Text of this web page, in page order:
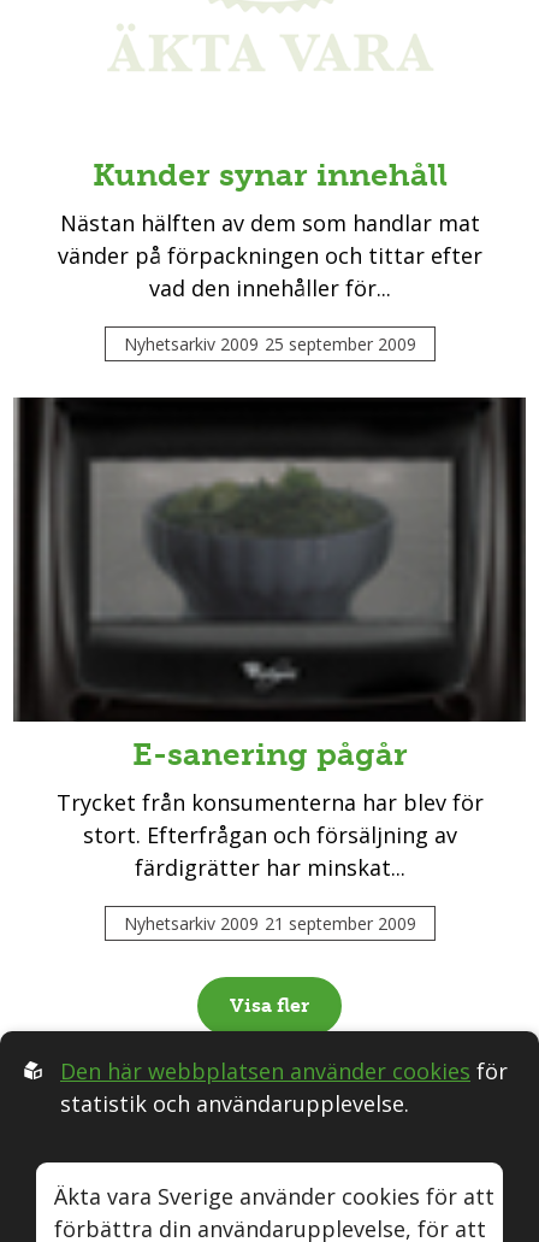
Kunder synar innehåll
Nästan hälften av dem som handlar mat
vänder på förpackningen och tittar efter
vad den innehåller för...
Nyhetsarkiv 2009 25 september 2009
E-sanering pågår
Trycket från konsumenterna har blev för
stort. Efterfrågan och försäljning av
färdigrätter har minskat...
Nyhetsarkiv 2009 21 september 2009
Visa fler
Följ oss i Sociala medier:
Den här webbplatsen använder cookies för
statistik och användarupplevelse.
Äkta vara Sverige använder cookies för att
förbättra din användarupplevelse, för att